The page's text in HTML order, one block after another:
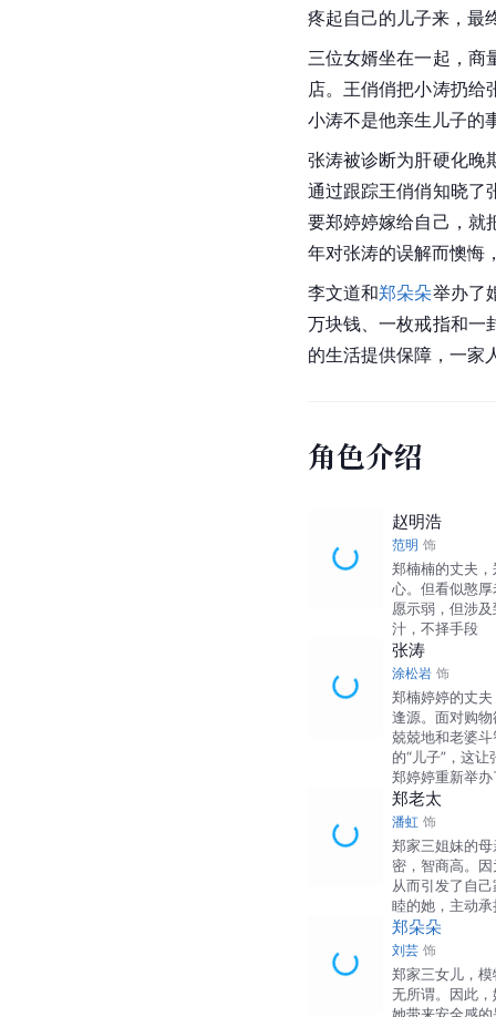
疼起自己的儿子来，最
三位女婿坐在一起，商
店。王俏俏把小涛扔给
小涛不是他亲生儿子的
张涛被诊断为肝硬化晚
通过跟踪王俏俏知晓了
要郑婷婷嫁给自己，就
年对张涛的误解而懊悔
李文道和郑朵朵举办了
万块钱、一枚戒指和一
的生活提供保障，一家
角色介绍
赵明浩
范明 饰
郑楠楠的丈夫
心。但看似憨
愿示弱，但涉
汁，不择手段
张涛
涂松岩 饰
郑楠婷婷的丈
逢源。面对购
兢兢地和老婆
的“儿子”，这
郑婷婷重新举
郑老太
潘虹 饰
郑家三姐妹的
密，智商高。
从而引发了自
睦的她，主动
郑朵朵
刘芸 饰
郑家三女儿，
无所谓。因此